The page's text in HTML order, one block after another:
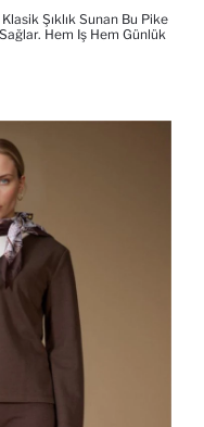
Şıklık Sunan Bu Pike
Hem Iş Hem Günlük